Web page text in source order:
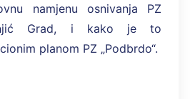
namjenu osnivanja PZ
Grad, i kako je to
planom PZ „Podbrdo“.